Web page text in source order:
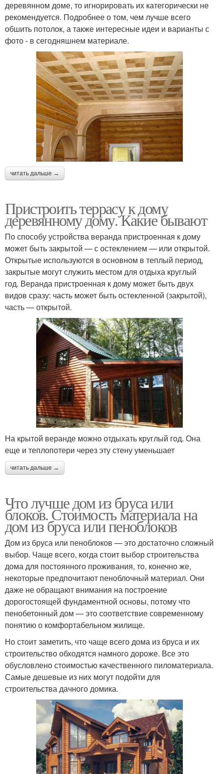
деревянном доме, то игнорировать их категорически не
рекомендуется. Подробнее о том, чем лучше всего
обшить потолок, а также интересные идеи и варианты с
фото - в сегодняшнем материале.
читать дальше →
Пристроить террасу к дому
деревянному дому. Какие бывают
По способу устройства веранда пристроенная к дому
может быть закрытой — с остеклением — или открытой.
Открытые используются в основном в теплый период,
закрытые могут служить местом для отдыха круглый
год. Веранда пристроенная к дому может быть двух
видов сразу: часть может быть остекленной (закрытой),
часть — открытой.
На крытой веранде можно отдыхать круглый год. Она
еще и теплопотери через эту стену уменьшает
читать дальше →
Что лучше дом из бруса или
блоков. Стоимость материала на
дом из бруса или пеноблоков
Дом из бруса или пеноблоков — это достаточно сложный
выбор. Чаще всего, когда стоит выбор строительства
дома для постоянного проживания, то, конечно же,
некоторые предпочитают пеноблочный материал. Они
даже не обращают внимания на построение
дорогостоящей фундаментной основы, потому что
пенобетонный дом — это соответствие современному
понятию о комфортабельном жилище.
Но стоит заметить, что чаще всего дома из бруса и их
строительство обходятся намного дороже. Все это
обусловлено стоимостью качественного пиломатериала.
Самые дешевые из них могут подойти для
строительства дачного домика.